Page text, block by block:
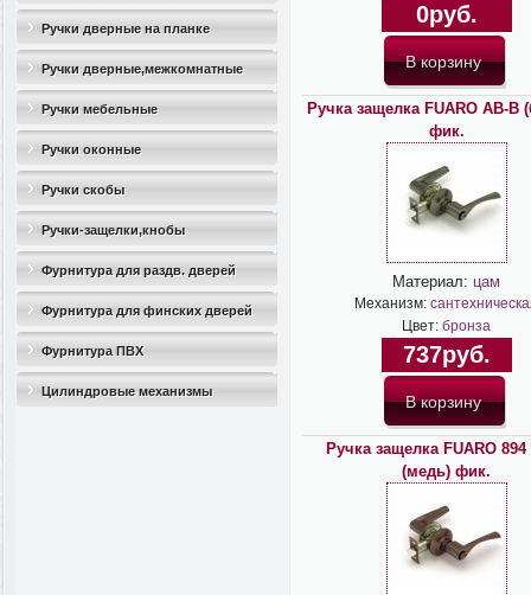
Ручки дверные на планке
Ручки дверные,межкомнатные
Ручки мебельные
Ручки оконные
Ручки скобы
Ручки-защелки,кнобы
Фурнитура для раздв. дверей
Фурнитура для финских дверей
Фурнитура ПВХ
Цилиндровые механизмы
0руб.
Ручка защелка FUARO AB-B
фик.
Материал: цам
Механизм:
Цвет: бронза
737руб.
Ручка защелка FUARO 894
(медь) фик.